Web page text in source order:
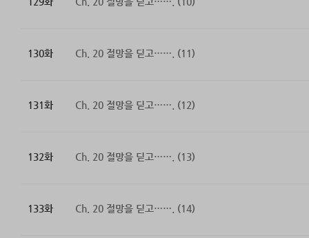
130화 Ch. 20 절망을 딛고……. (11)
131화 Ch. 20 절망을 딛고……. (12)
132화 Ch. 20 절망을 딛고……. (13)
133화 Ch. 20 절망을 딛고……. (14)